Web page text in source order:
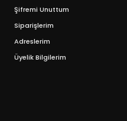
Şifremi Unuttum
Siparişlerim
Adreslerim
Üyelik Bilgilerim